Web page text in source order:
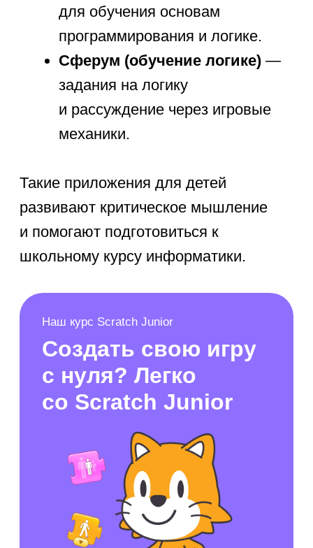
Энциклопедии и
справочники в телефоне
Быстрый доступ к справочной
информации помогает при подготовке
Электронные учебники МЭШ
— подборки освещённых тем
по истории, биологии,
географии.